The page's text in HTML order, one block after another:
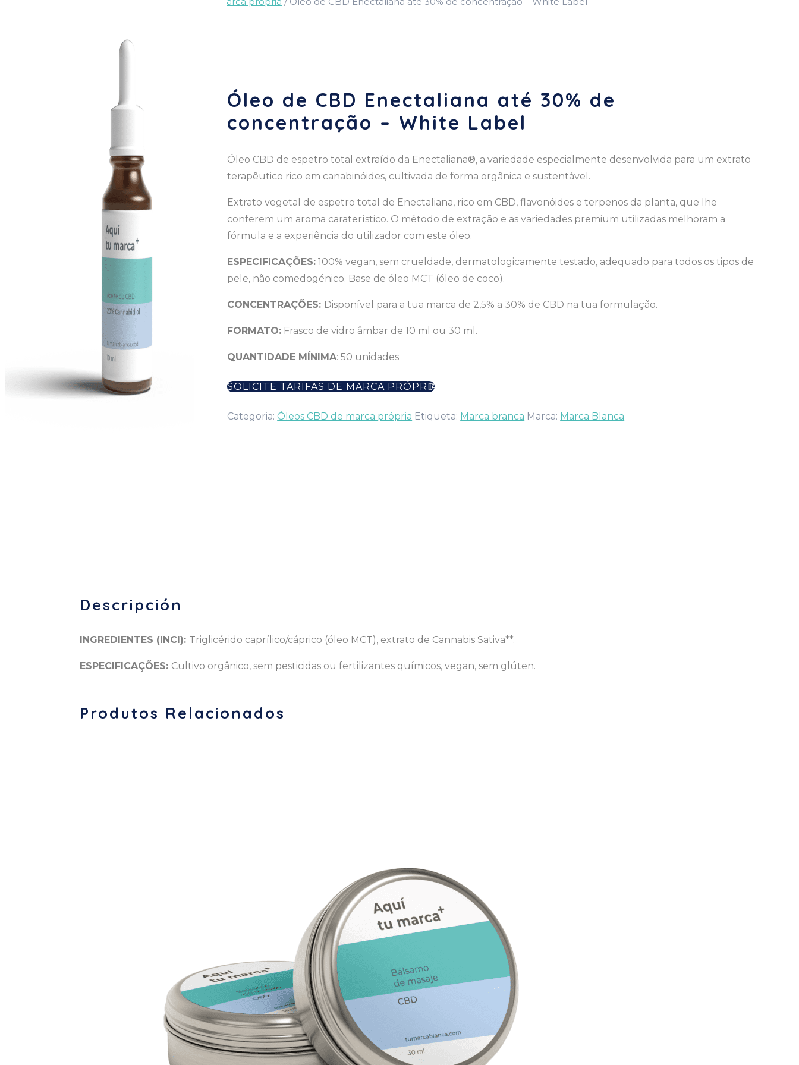
Óleo de CBD Enectaliana até 30% de
concentração – White Label
Óleo CBD de espetro total extraído da Enectaliana®, a variedade especialmente desenvolvida para um extrato
terapêutico rico em canabinóides, cultivada de forma orgânica e sustentável.
Extrato vegetal de espetro total de Enectaliana, rico em CBD, flavonóides e terpenos da planta, que lhe
conferem um aroma caraterístico. O método de extração e as variedades premium utilizadas melhoram a
fórmula e a experiência do utilizador com este óleo.
ESPECIFICAÇÕES: 100% vegan, sem crueldade, dermatologicamente testado, adequado para todos os tipos de
pele, não comedogénico. Base de óleo MCT (óleo de coco).
CONCENTRAÇÕES: Disponível para a tua marca de 2,5% a 30% de CBD na tua formulação.
FORMATO: Frasco de vidro âmbar de 10 ml ou 30 ml.
QUANTIDADE MÍNIMA: 50 unidades
SOLICITE TARIFAS DE MARCA PRÓPRIA
Categoria:Óleos CBD de marca própria Etiqueta: Marca branca Marca: Marca Blanca
Descripción
INGREDIENTES (INCI): Triglicérido caprílico/cáprico (óleo MCT), extrato de Cannabis Sativa**.
ESPECIFICAÇÕES: Cultivo orgânico, sem pesticidas ou fertilizantes químicos, vegan, sem glúten.
Produtos Relacionados